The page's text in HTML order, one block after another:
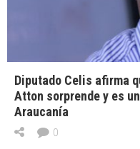
Diputado Celis afirma
Atton sorprende y es
Araucanía
0